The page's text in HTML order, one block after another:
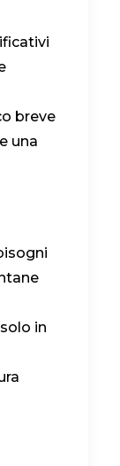
breve
una
in